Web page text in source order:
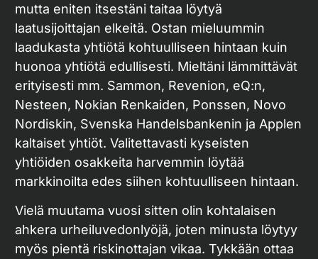
mutta eniten itsestäni taitaa löytyä
laatusijoittajan elkeitä. Ostan mieluummin
laadukasta yhtiötä kohtuulliseen hintaan kuin
huonoa yhtiötä edullisesti. Mieltäni lämmittävät
erityisesti mm. Sammon, Revenion, eQ:n,
Nesteen, Nokian Renkaiden, Ponssen, Novo
Nordiskin, Svenska Handelsbankenin ja Applen
kaltaiset yhtiöt. Valitettavasti kyseisten
yhtiöiden osakkeita harvemmin löytää
markkinoilta edes siihen kohtuulliseen hintaan.
Vielä muutama vuosi sitten olin kohtalaisen
ahkera urheiluvedonlyöjä, joten minusta löytyy
myös pientä riskinottajan vikaa. Tykkään ottaa